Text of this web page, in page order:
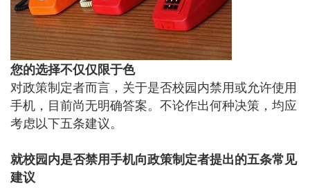
您的选择不仅仅限于色
对政策制定者而言，关于是否校园内禁用或允许使用
手机，目前尚无明确答案。不论作出何种决策，均应
考虑以下五条建议。
就校园内是否禁用手机向政策制定者提出的五条常见
建议